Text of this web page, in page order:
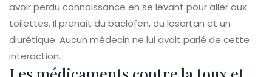
avoir perdu connaissance en se levant pour aller aux
toilettes. Il prenait du baclofen, du losartan et un
diurétique. Aucun médecin ne lui avait parlé de cette
interaction.